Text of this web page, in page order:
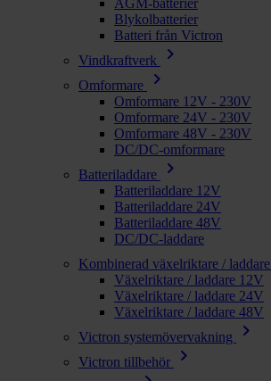
AGM-batterier
Blykolbatterier
Batteri från Victron
Vindkraftverk
chevron_right
Omformare chevron_right
Omformare 12V - 230V
Omformare 24V - 230V
Omformare 48V - 230V
DC/DC-omformare
Batteriladdare
chevron_right
Batteriladdare 12V
Batteriladdare 24V
Batteriladdare 48V
DC/DC-laddare
Kombinerad växelriktare / laddare
Växelriktare / laddare 12V
Växelriktare / laddare 24V
Växelriktare / laddare 48V
Victron systemövervakning
chevron_right
Victron tillbehör chevron_right